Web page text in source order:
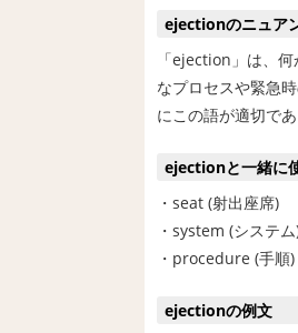
ejectionのニュア
「ejection」は、
なプロセスや緊急
にこの語が適切であ
ejectionと一緒に
・seat (射出座席)
・system (システ
・procedure (手順)
ejectionの例文